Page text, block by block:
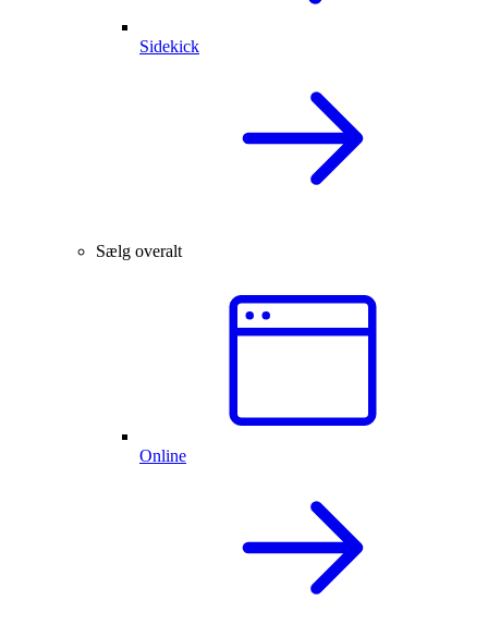
Sidekick
Sælg overalt
Online